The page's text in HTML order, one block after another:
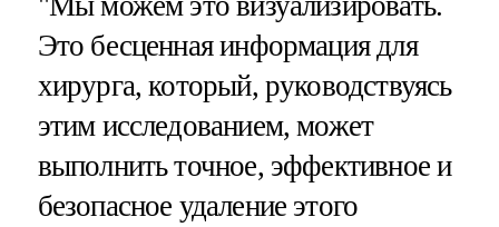
Это бесценная информация для
хирурга, который, руководствуясь
этим исследованием, может
выполнить точное, эффективное и
безопасное удаление этого